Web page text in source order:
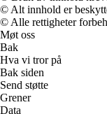
© Alt innhold er
© Alle rettigheter
Møt oss
Bak
Hva vi tror på
Bak siden
Send støtte
Grener
Data